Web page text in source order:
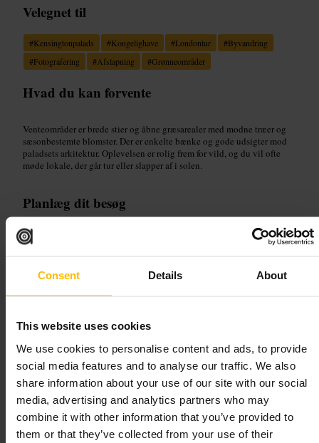
Consent Details About
This website uses cookies
We use cookies to personalise content and ads, to provide
social media features and to analyse our traffic. We also
share information about your use of our site with our social
media, advertising and analytics partners who may
combine it with other information that you’ve provided to
them or that they’ve collected from your use of their
Velegnet til
#Kensingtonpalads #Kongelighave #Londontur #Byvandring
#Fotografering #Afslapning #Grønneområder
Hvad du kan forvente
Venteområder er brede stier og åbne græsarealer med modne træer og
sæsonbestemte blomster. Der er enkelte bænke og gode udsigter mod
paladsets arkitektur. Oplevelsen er rolig frem for vild, og du vil ofte
møde lokale, der går tur eller slapper af i solen.
Planlæg dit besøg
Plan et kort stop som en del af en byvandring eller en længere
eventuel skiltning og afspærringer for at respektere området.
https://www.hrp.org.uk/kensington-palace/whats-on/the-palace-gar
Holland Park
Seværdigheder og udendørsområder•Park
4,7
4,6